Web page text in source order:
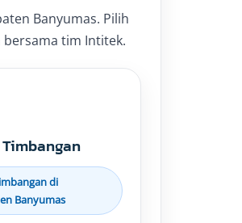
Banyumas. Pilih
tim Intitek.
di
Banyumas